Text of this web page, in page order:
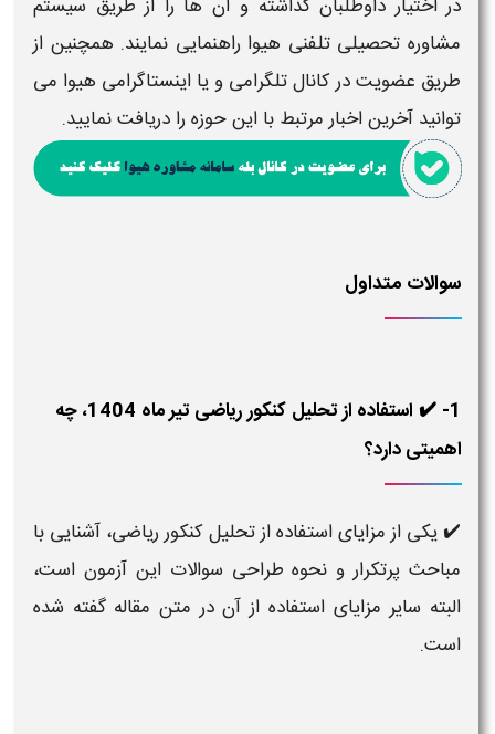
مشاوره تحصیلی تلفنی هیوا راهنمایی نمایند. همچنین از
طریق عضویت در کانال تلگرامی و یا اینستاگرامی هیوا می
توانید آخرین اخبار مرتبط با این حوزه را دریافت نمایید.
سوالات متداول
1- ✔️ استفاده از تحلیل کنکور ریاضی تیر ماه 1404، چه
اهمیتی دارد؟
✔️ یکی از مزایای استفاده از تحلیل کنکور ریاضی، آشنایی با
مباحث پرتکرار و نحوه طراحی سوالات این آزمون است،
البته سایر مزایای استفاده از آن در متن مقاله گفته شده
است.